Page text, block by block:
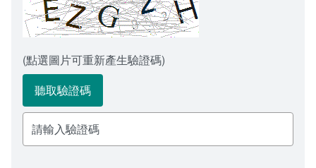
(點選圖片可重新產生驗證碼)
聽取驗證碼